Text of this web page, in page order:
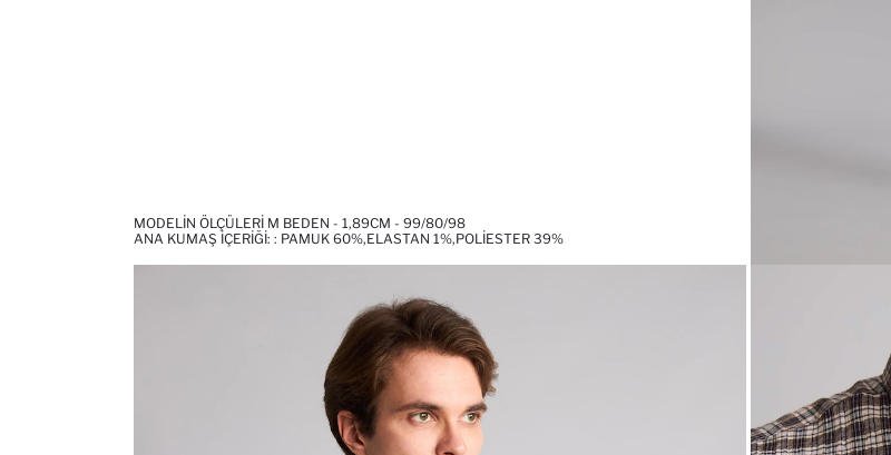
MODELIN ÖLÇÜLERI M BEDEN - 1,89CM - 99/80/98
ANA KUMAŞ İÇERIĞI: : PAMUK 60%,ELASTAN 1%,POLIESTER 39%